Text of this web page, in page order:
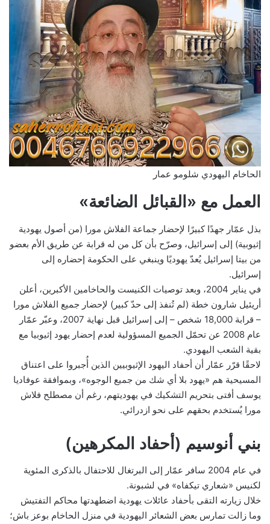
الحاخام اليهودي شلومو عمار
العمل مع «القبائل الضائعة»
بذل عمّار جهدًا كبيرًا لإحضار جماعة الفلاش مورا (من أصول يهودية
إثيوبية) إلى إسرائيل، وصرّح بأن كل من له قرابة عن طريق الأم بعضو
من بيتا إسرائيل يُعدّ يهوديًا وينبغي على الحكومة إحضاره إلى
إسرائيل.
في يناير 2004، وبعد توصيات الكنيست والحاخامين الأكبرين، أعلن
أريئيل شارون خطة (لم تُنفذ إلى حدّ كبير) لإحضار جميع الفلاش مورا
– قرابة 18,000 شخص – إلى إسرائيل قبل نهاية 2007، وعبّر عمّار
عام 2008 عن تحمّل الجميع المسؤولية لعدم إحضار يهود إثيوبيا مع
بقية الشعب اليهودي.
لاحقًا قرّر عمّار أن أحفاد اليهود الإثيوبيين الذين أُجبروا على اعتناق
المسيحية هم «يهود بلا أي شك من جميع الوجوه»، وبموافقة عوفاديا
يوسف أفتى بتحريم التشكيك في يهوديتهم، رغم أن مصطلح فلاش
مورا يُستخدم بحقهم على نحو ازدرائي.
بني أنوسيم (أحفاد المكرهين)
في عام 2004 سافر عمّار إلى البرتغال للاحتفال بالذكرى المئوية
لكنيس «شعاري تيكفاه» في لشبونة.
خلال زيارته التقى بأحفاد عائلات يهودية اضطهدتها محاكم التفتيش
وما زالت تمارس بعض الشعائر اليهودية في منزل الحاخام بوعز باش؛